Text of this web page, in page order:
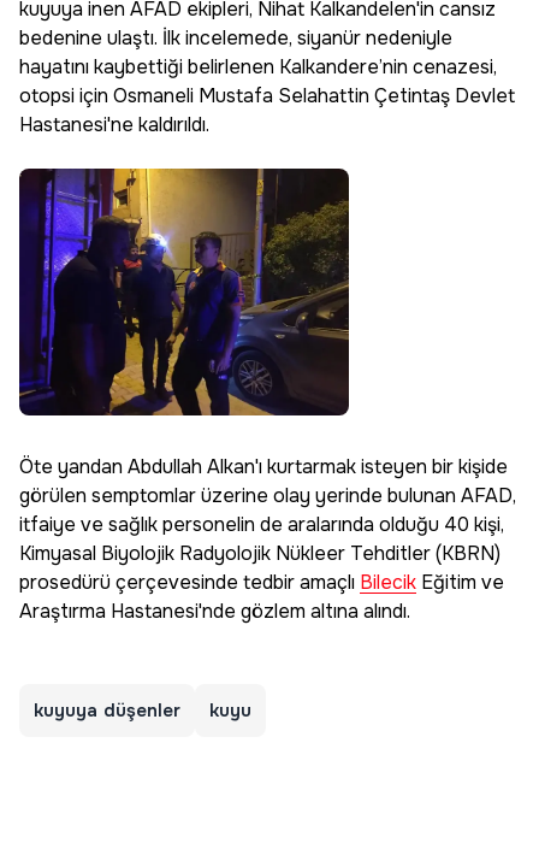
kuyuya inen AFAD ekipleri, Nihat Kalkandelen'in cansız
bedenine ulaştı. İlk incelemede, siyanür nedeniyle
hayatını kaybettiği belirlenen Kalkandere’nin cenazesi,
otopsi için Osmaneli Mustafa Selahattin Çetintaş Devlet
Hastanesi'ne kaldırıldı.
Öte yandan Abdullah Alkan'ı kurtarmak isteyen bir kişide
görülen semptomlar üzerine olay yerinde bulunan AFAD,
itfaiye ve sağlık personelin de aralarında olduğu 40 kişi,
Kimyasal Biyolojik Radyolojik Nükleer Tehditler (KBRN)
prosedürü çerçevesinde tedbir amaçlı Bilecik Eğitim ve
Araştırma Hastanesi'nde gözlem altına alındı.
kuyuya düşenler kuyu